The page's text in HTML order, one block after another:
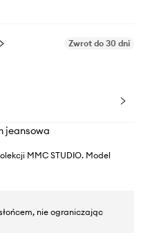
Zwrot do 30 dni
jeansowa
MMC STUDIO. Model
nie ograniczając